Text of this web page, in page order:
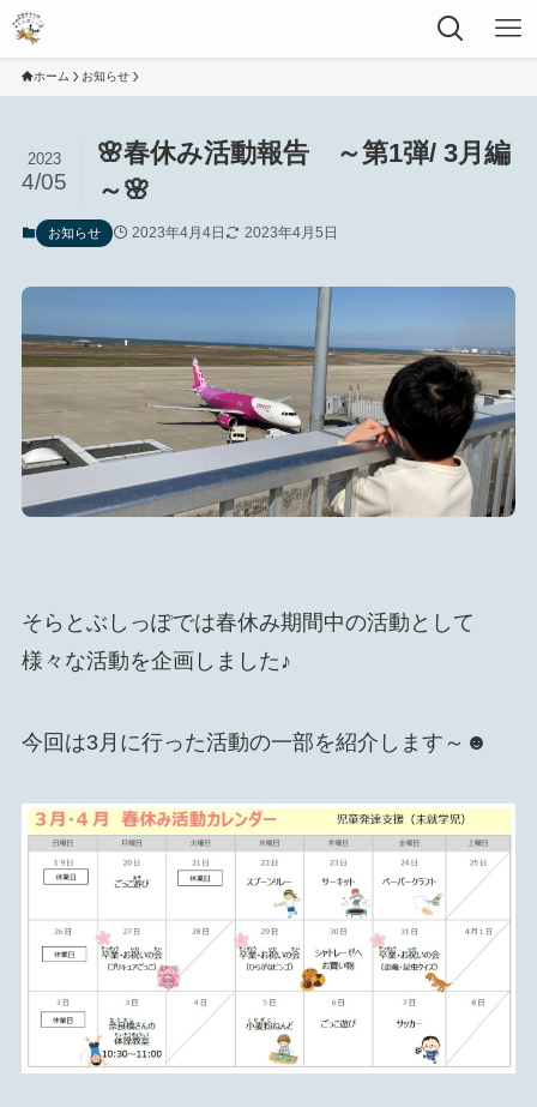
ホーム お知らせ
🌸春休み活動報告 ～第1弾/ 3月編
～🌸
2023
4/05
お知らせ 2023年4月4日 2023年4月5日
そらとぶしっぽでは春休み期間中の活動として
様々な活動を企画しました♪
今回は3月に行った活動の一部を紹介します～☻